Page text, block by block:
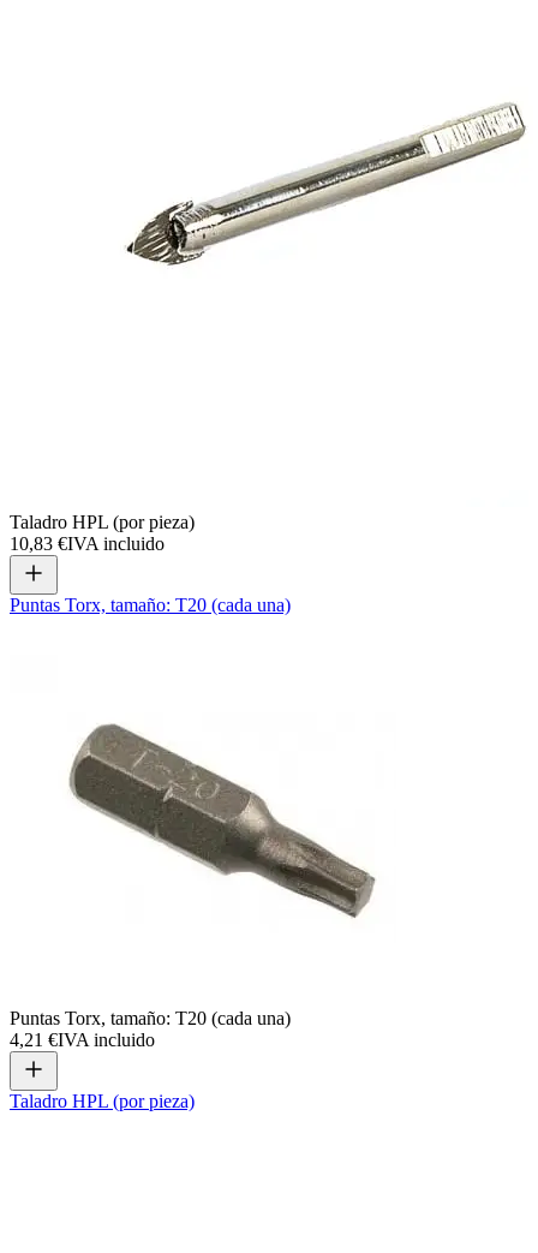
Taladro HPL (por pieza)
10,83 €IVA incluido
Puntas Torx, tamaño: T20 (cada una)
Puntas Torx, tamaño: T20 (cada una)
4,21 €IVA incluido
Taladro HPL (por pieza)